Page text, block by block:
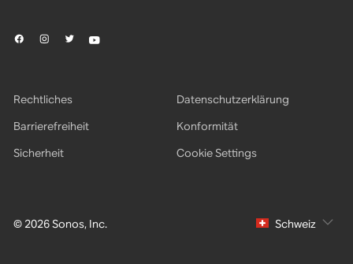
© 2026 Sonos, Inc.
Rechtliches
Datenschutzerklärung
Barrierefreiheit
Konformität
Sicherheit
Cookie Settings
Schweiz